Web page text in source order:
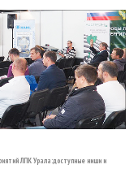
ЛПК Урала:доступные ниши и